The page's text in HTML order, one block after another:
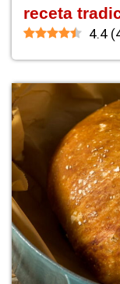
receta
4.4 (